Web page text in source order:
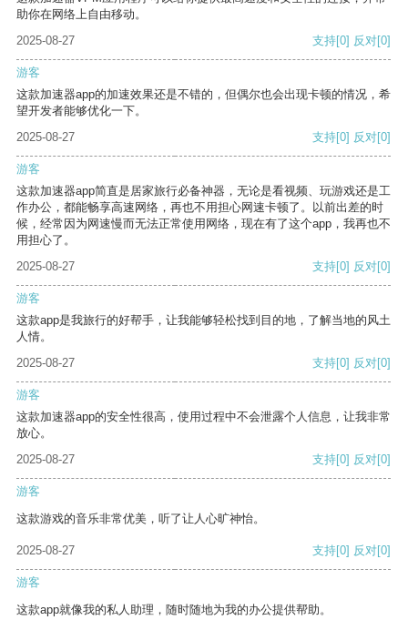
助你在网络上自由移动。
2025-08-27
支持[0] 反对[0]
游客
这款加速器app的加速效果还是不错的，但偶尔也会出现卡顿的情况，希
望开发者能够优化一下。
2025-08-27
支持[0] 反对[0]
游客
这款加速器app简直是居家旅行必备神器，无论是看视频、玩游戏还是工
作办公，都能畅享高速网络，再也不用担心网速卡顿了。以前出差的时
候，经常因为网速慢而无法正常使用网络，现在有了这个app，我再也不
用担心了。
2025-08-27
支持[0] 反对[0]
游客
这款app是我旅行的好帮手，让我能够轻松找到目的地，了解当地的风土
人情。
2025-08-27
支持[0] 反对[0]
游客
这款加速器app的安全性很高，使用过程中不会泄露个人信息，让我非常
放心。
2025-08-27
支持[0] 反对[0]
游客
这款游戏的音乐非常优美，听了让人心旷神怡。
2025-08-27 支持[0] 反对[0]
游客
这款app就像我的私人助理，随时随地为我的办公提供帮助。